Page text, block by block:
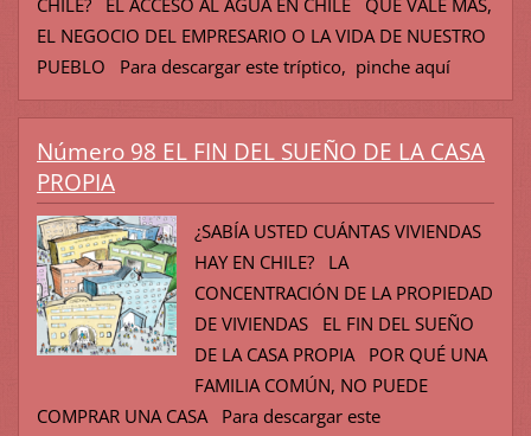
EL NEGOCIO DEL EMPRESARIO O LA VIDA DE NUESTRO
PUEBLO Para descargar este tríptico, pinche aquí
Número 98 EL FIN DEL SUEÑO DE LA CASA
PROPIA
¿SABÍA USTED CUÁNTAS VIVIENDAS
HAY EN CHILE? LA
CONCENTRACIÓN DE LA PROPIEDAD
DE VIVIENDAS EL FIN DEL SUEÑO
DE LA CASA PROPIA POR QUÉ UNA
FAMILIA COMÚN, NO PUEDE
COMPRAR UNA CASA Para descargar este